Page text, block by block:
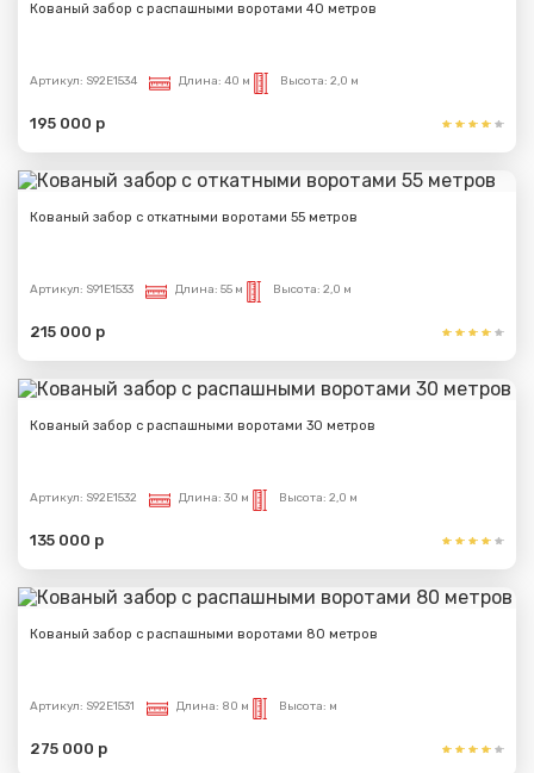
Кованый забор с распашными воротами 40 метров
Артикул: S92E1534 Длина: 40 м Высота: 2,0 м
195 000 р
Кованый забор с откатными воротами 55 метров
Артикул: S91E1533 Длина: 55 м Высота: 2,0 м
215 000 р
Кованый забор с распашными воротами 30 метров
Артикул: S92E1532 Длина: 30 м Высота: 2,0 м
135 000 р
Кованый забор с распашными воротами 80 метров
Артикул: S92E1531 Длина: 80 м Высота: м
275 000 р
Сообщение успешно